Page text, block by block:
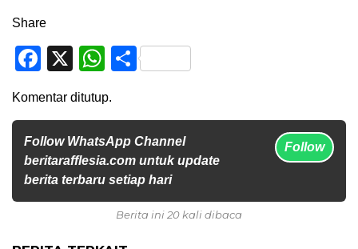
Share
Facebook
X WhatsApp
Share
Komentar ditutup.
Follow WhatsApp Channel
beritarafflesia.com untuk update
berita terbaru setiap hari
Follow
Berita ini 20 kali dibaca